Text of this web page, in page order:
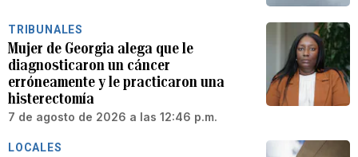
TRIBUNALES
Mujer de Georgia alega que le
diagnosticaron un cáncer
erróneamente y le practicaron una
histerectomía
7 de agosto de 2026 a las 12:46 p.m.
LOCALES